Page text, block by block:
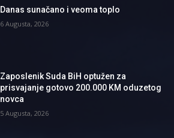
Danas sunačano i veoma toplo
6 Augusta, 2026
Zaposlenik Suda BiH optužen za
prisvajanje gotovo 200.000 KM oduzetog
novca
5 Augusta, 2026